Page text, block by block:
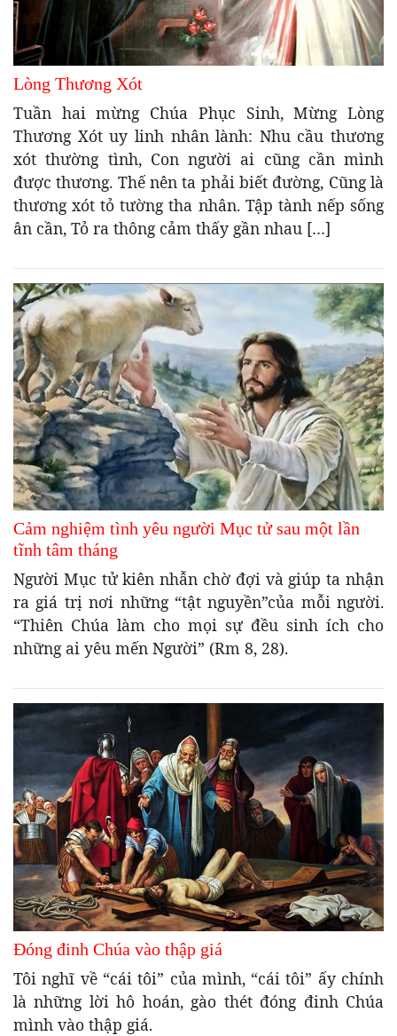
Lòng Thương Xót
Tuần hai mừng Chúa Phục Sinh, Mừng Lòng
Thương Xót uy linh nhân lành: Nhu cầu thương
xót thường tình, Con người ai cũng cần mình
được thương. Thế nên ta phải biết đường, Cũng là
thương xót tỏ tường tha nhân. Tập tành nếp sống
ân cần, Tỏ ra thông cảm thấy gần nhau […]
Cảm nghiệm tình yêu người Mục tử sau một lần
tĩnh tâm tháng
Người Mục tử kiên nhẫn chờ đợi và giúp ta nhận
ra giá trị nơi những “tật nguyền”của mỗi người.
“Thiên Chúa làm cho mọi sự đều sinh ích cho
những ai yêu mến Người” (Rm 8, 28).
Đóng đinh Chúa vào thập giá
Tôi nghĩ về “cái tôi” của mình, “cái tôi” ấy chính
là những lời hô hoán, gào thét đóng đinh Chúa
mình vào thập giá.